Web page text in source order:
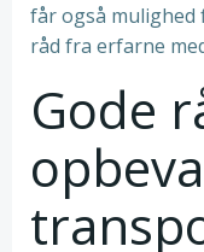
får også mulighed
råd fra erfarne
Gode